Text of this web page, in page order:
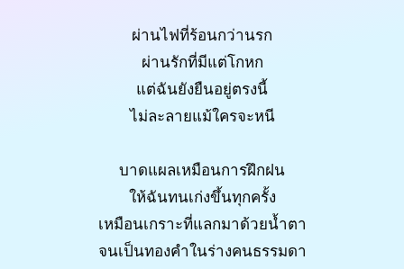
ผ่านไฟที่ร้อนกว่านรก
ผ่านรักที่มีแต่โกหก
แต่ฉันยังยืนอยู่ตรงนี้
ไม่ละลายแม้ใครจะหนี
บาดแผลเหมือนการฝึกฝน
ให้ฉันทนเก่งขึ้นทุกครั้ง
เหมือนเกราะที่แลกมาด้วยน้ำตา
จนเป็นทองคำในร่างคนธรรมดา